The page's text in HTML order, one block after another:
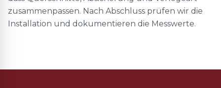
zusammenpassen. Nach Abschluss prüfen wir die
Installation und dokumentieren die Messwerte.